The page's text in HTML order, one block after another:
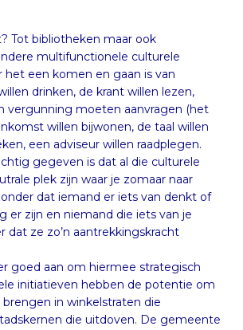
Tot bibliotheken maar ook
multifunctionele culturele
een komen en gaan is van
drinken, de krant willen lezen,
moeten aanvragen (het
willen bijwonen, de taal willen
een adviseur willen raadplegen.
gegeven is dat al die culturele
plek zijn waar je zomaar naar
dat iemand er iets van denkt of
zijn en niemand die iets van je
ze zo’n aantrekkingskracht
goed aan om hiermee strategisch
initiatieven hebben de potentie om
brengen in winkelstraten die
die uitdoven. De gemeente
twee dingen te doen: een centraal
een pand met uitstraling)
de culturele organisatie aansporen
van vrijwilligers en partners te
motor. Culturele organisaties maken
en levendig. En tegelijkertijd
samenbindende functie
bevolking als plek van ontmoeting,
belangrijk in een tijd waarin
culturele diversiteit soms leiden tot